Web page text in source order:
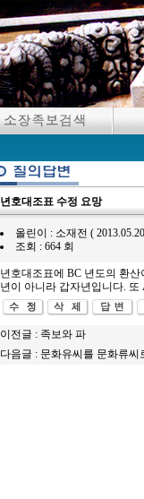
년호대조표 수정 요망
올린이 : 소재전 (
조회 : 664 회
년호대조표에 BC 년도의 환
년이 아니라 갑자년입니다.
이전글 : 족보와 파
다음글 : 문화유씨를 문화류씨